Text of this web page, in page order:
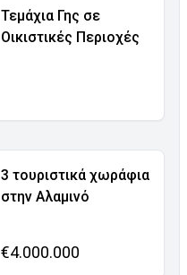
Τεμάχια Γης σε
Οικιστικές Περιοχές
3 τουριστικά χωράφια
στην Αλαμινό
€4.000.000